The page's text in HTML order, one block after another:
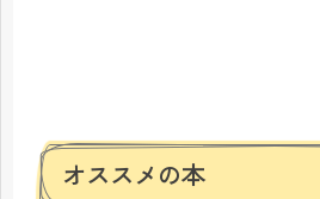
オススメの本